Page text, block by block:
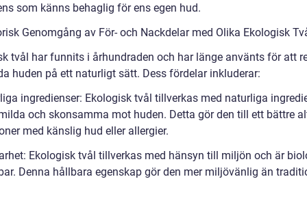
som känns behaglig för ens egen hud.
Genomgång av För- och Nackdelar med Olika Ekologisk
tvål har funnits i århundraden och har länge använts för att
huden på ett naturligt sätt. Dess fördelar inkluderar:
ingredienser: Ekologisk tvål tillverkas med naturliga
och skonsamma mot huden. Detta gör den till ett bättre
med känslig hud eller allergier.
Ekologisk tvål tillverkas med hänsyn till miljön och är
Denna hållbara egenskap gör den mer miljövänlig än